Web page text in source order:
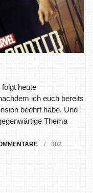
heute
ich euch bereits
beehrt habe. Und
Thema
802